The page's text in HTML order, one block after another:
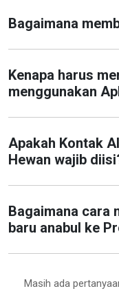
Bagaimana
Kenapa harus
menggunakan
Apakah Kontak
Hewan wajib
Bagaimana cara
baru anabul ke
Masih ada